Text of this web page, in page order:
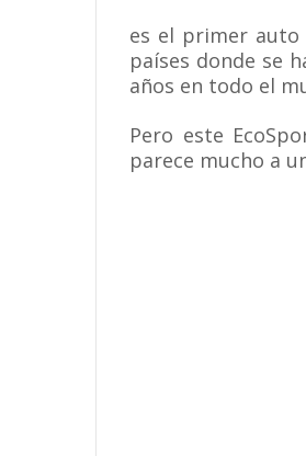
es el primer auto
países donde se
años en todo el
Pero este
parece mucho a